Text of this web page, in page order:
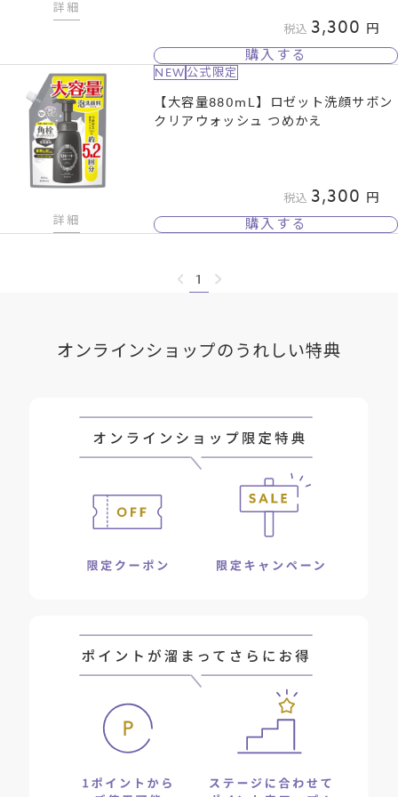
詳細
税込 3,300
購入する
詳細
NEW 公式限定
【大容量880mL】ロゼット洗顔サボン
クリアウォッシュ つめかえ
税込 3,300
購入する
1
オンラインショップのうれしい特典